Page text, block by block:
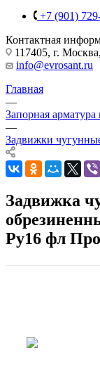
+7 (901)
Контактная
117405, г.
info@evrosant.ru
Главная
—
Запорная
—
Задвижки
Задвижка
Ру16 фл